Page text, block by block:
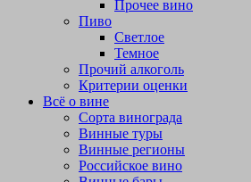
Прочее вино
Пиво
Светлое
Темное
Прочий алкоголь
Критерии оценки
Всё о вине
Сорта винограда
Винные туры
Винные регионы
Российское вино